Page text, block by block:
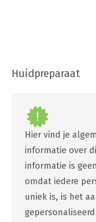
Huidpreparaat
Hier vind je
informatie over
informatie is
omdat iedere
uniek is, is het